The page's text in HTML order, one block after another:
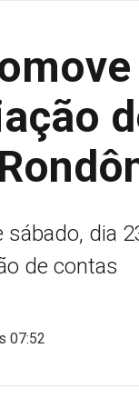
dia
de contas
07:52